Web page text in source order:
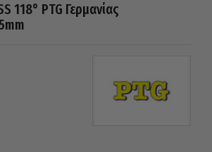
118° PTG Γερμανίας